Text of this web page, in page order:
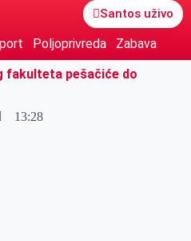
Santos uživo
Poljoprivreda
Zabava
fakulteta pešačiće do
13:28